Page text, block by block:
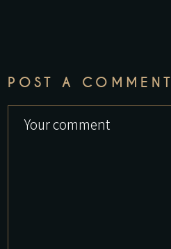
POST A COMMENT